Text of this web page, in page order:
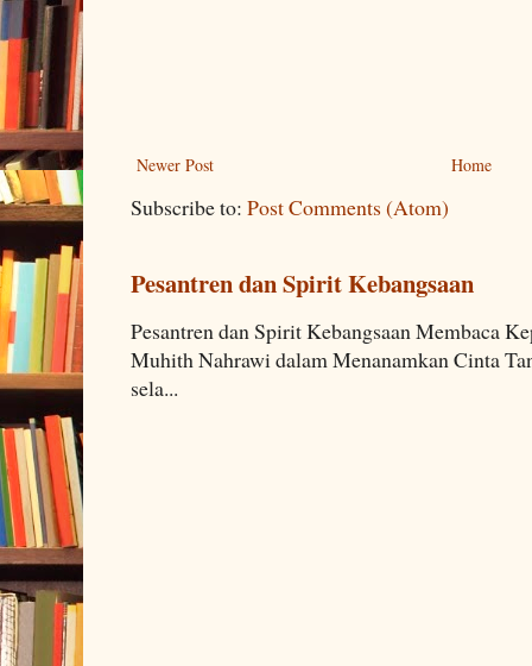
Newer Post Home
Subscribe to: Post Comments (Atom)
Pesantren dan Spirit Kebangsaan
Pesantren dan Spirit Kebangsaan Membaca
Muhith Nahrawi dalam Menanamkan Cinta
sela...